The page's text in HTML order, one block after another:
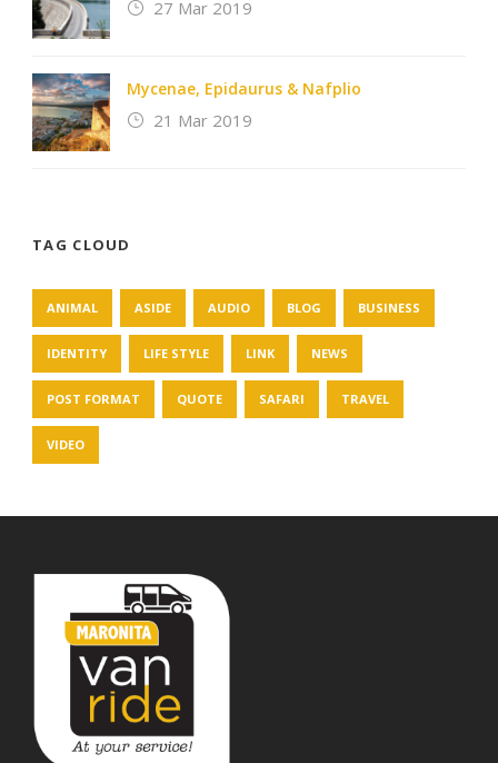
27 Mar 2019
Mycenae, Epidaurus & Nafplio
21 Mar 2019
TAG CLOUD
ANIMAL ASIDE AUDIO BLOG BUSINESS
IDENTITY LIFE STYLE LINK NEWS
POST FORMAT QUOTE SAFARI TRAVEL
VIDEO